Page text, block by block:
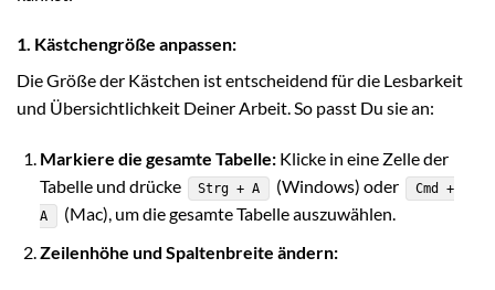
1. Kästchengröße anpassen:
Die Größe der Kästchen ist entscheidend für die Lesbarkeit
und Übersichtlichkeit Deiner Arbeit. So passt Du sie an:
Markiere die gesamte Tabelle:Klicke in eine Zelle der
Tabelle und drücke
Strg + A (Windows) oder
Cmd +
A
(Mac), um die gesamte Tabelle auszuwählen.
Zeilenhöhe und Spaltenbreite ändern: